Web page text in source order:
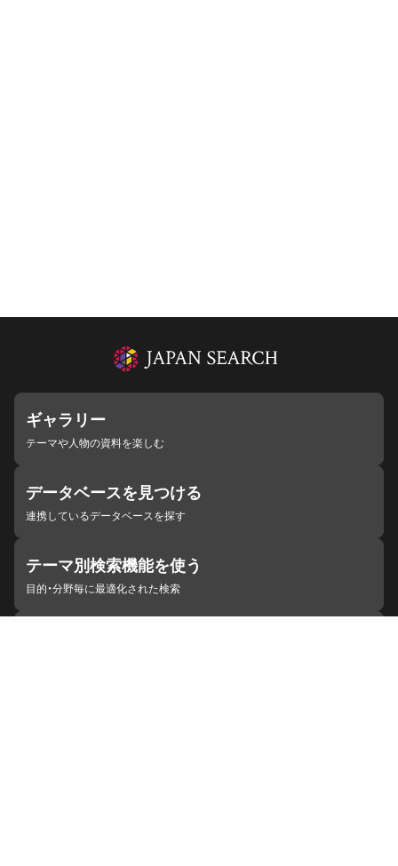
ギャラリー
テーマや人物の資料を楽しむ
データベースを見つける
連携しているデータベースを探す
テーマ別検索機能を使う
目的・分野毎に最適化された検索